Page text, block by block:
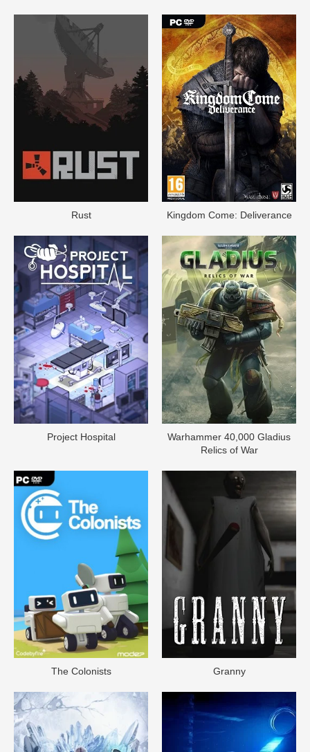
Rust Kingdom Come: Deliverance
Project Hospital
Warhammer 40,000 Gladius
Relics of War
The Colonists Granny